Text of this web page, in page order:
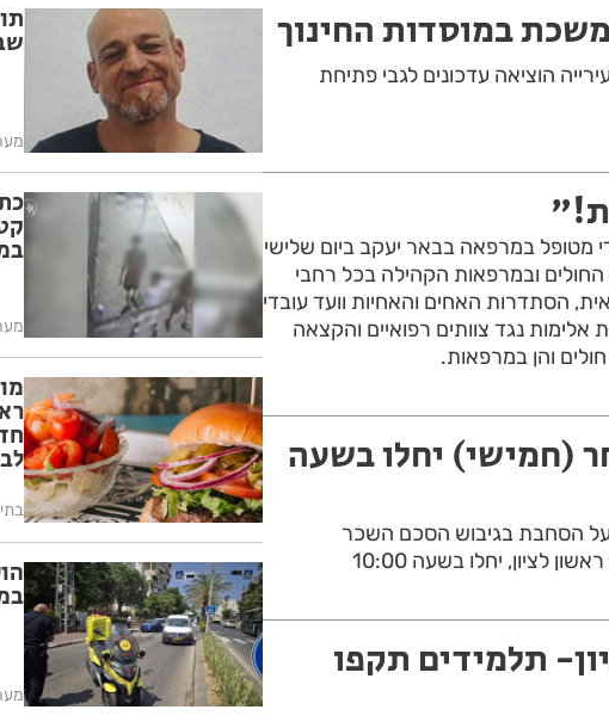
במוסדות החינוך
הוציאה עדכונים לגבי פתיחת
במרפאה בבאר יעקב ביום שלישי
ובמרפאות הקהילה בכל רחבי
הסתדרות האחים והאחיות וועד עובדי
נגד צוותים רפואיים והקצאה
והן במרפאות.
(חמישי) יחלו בשעה
הסחבת בגיבוש הסכם השכר
לציון, יחלו בשעה 10:00
תלמידים תקפו
בתי